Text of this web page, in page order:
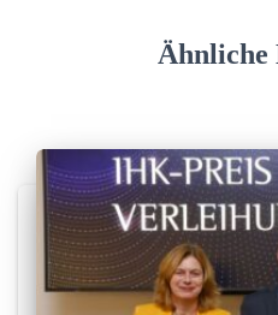
Ähnliche